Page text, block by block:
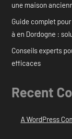
une maison
Guide complet
à en Dordogne :
Conseils experts
efficaces
Recent
A WordPress